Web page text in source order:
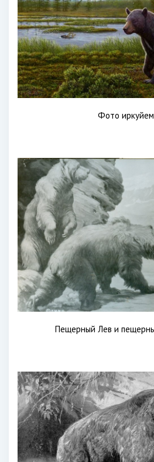
Фото иркуйем
Пещерный Лев и